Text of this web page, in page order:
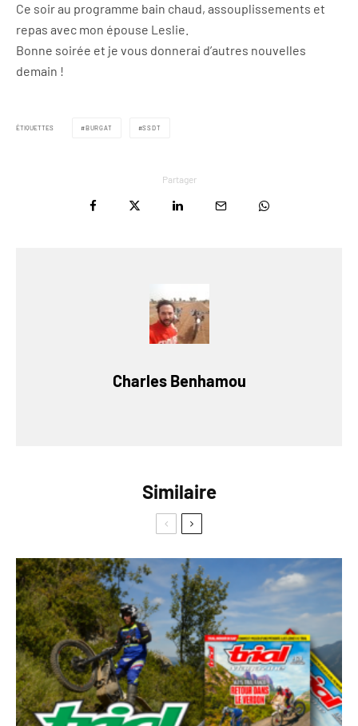
Ce soir au programme bain chaud, assouplissements et
repas avec mon épouse Leslie.
Bonne soirée et je vous donnerai d’autres nouvelles
demain !
ÉTIQUETTES BURGAT SSDT
Partager
Charles Benhamou
Similaire